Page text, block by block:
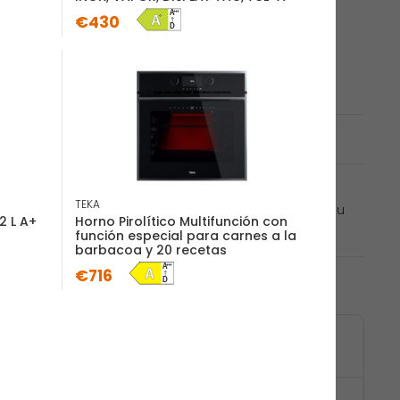
Añadir al carrito
en cualquier nivel
y sin tener que girar la fuente durante la cocción. Su
garantizan una...(Ver más)
€430
L A+
TEKA
Horno Pirolítico Multifunción con
función especial para carnes a la
barbacoa y 20 recetas
€716